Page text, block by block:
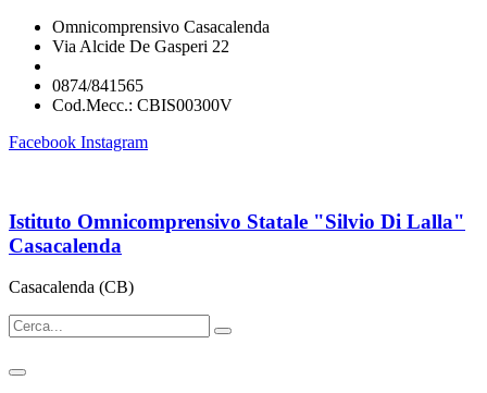
Omnicomprensivo Casacalenda
Via Alcide De Gasperi 22
0874/841565
Cod.Mecc.: CBIS00300V
Facebook Instagram
Istituto Omnicomprensivo Statale "Silvio Di Lalla"
Casacalenda
Casacalenda (CB)